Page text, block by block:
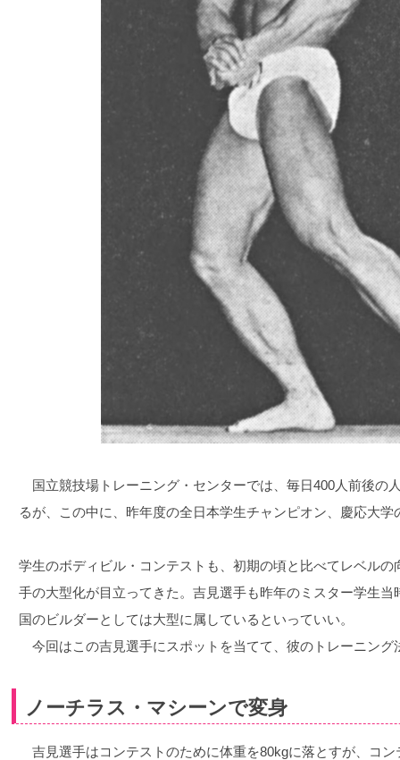
国立競技場トレーニング・センターでは、毎日400人前後の
るが、この中に、昨年度の全日本学生チャンピオン、慶応大
学生のボディビル・コンテストも、初期の頃と比べてレベル
手の大型化が目立ってきた。吉見選手も昨年のミスター学生
国のビルダーとしては大型に属しているといっていい。
今回はこの吉見選手にスポットを当てて、彼のトレーニング
ノーチラス・マシーンで変身
吉見選手はコンテストのために体重を80kgに落とすが、コ